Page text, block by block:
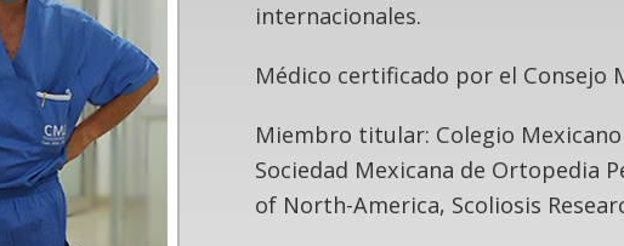
internacionales.
Médico certificado por el Consejo
Miembro titular: Colegio
Sociedad Mexicana de Ortopedia
of North-America, Scoliosis